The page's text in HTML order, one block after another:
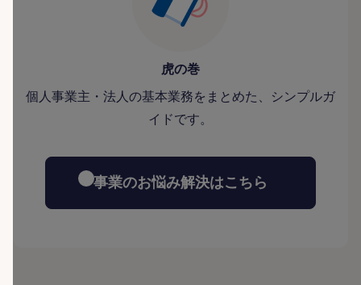
虎の巻
個人事業主・法人の基本業務をまとめた、シンプルガ
イドです。
事業のお悩み解決はこちら